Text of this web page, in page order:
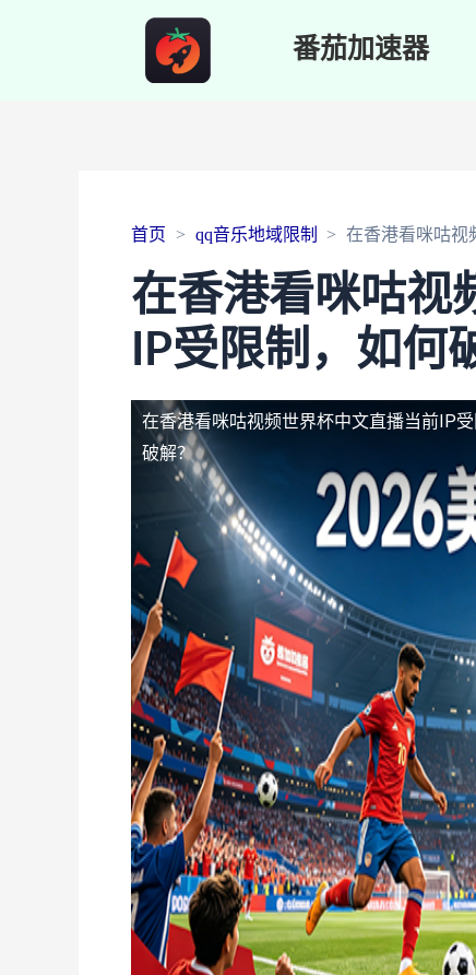
番茄加速器
首页 qq音乐地域限制 在香港看咪咕视
在香港看咪咕视
IP受限制，如何
在香港看咪咕视频世界杯中文直播当前IP受
破解？